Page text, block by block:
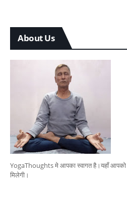
About Us
YogaThoughts मे आपका स्वागत है।यहाँ आपको
मिलेगी।